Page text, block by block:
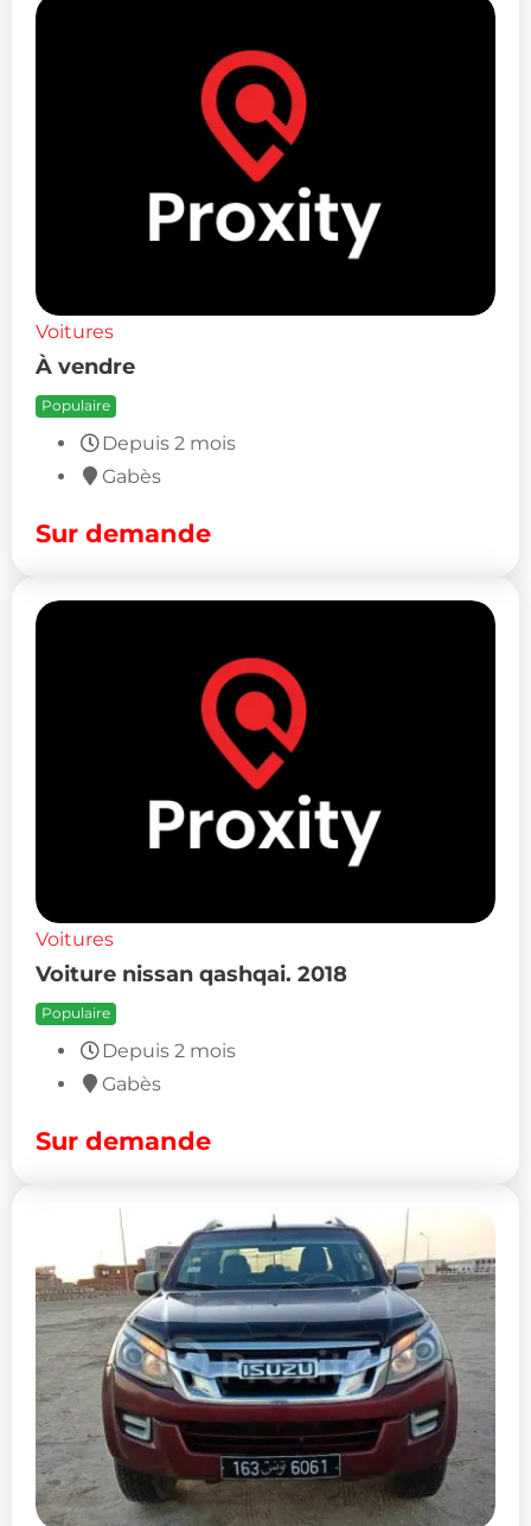
Voitures
À vendre
Populaire
Depuis 2 mois
Gabès
Sur demande
Voitures
Voiture nissan qashqai. 2018
Populaire
Depuis 2 mois
Gabès
Sur demande